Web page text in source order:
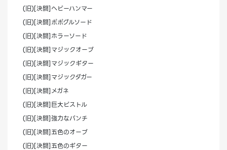
(旧)[決闘]ヘビーハンマー
(旧)[決闘]ポポグルソード
(旧)[決闘]ホラーソード
(旧)[決闘]マジックオーブ
(旧)[決闘]マジックギター
(旧)[決闘]マジックダガー
(旧)[決闘]メガネ
(旧)[決闘]巨大ピストル
(旧)[決闘]強力なパンチ
(旧)[決闘]五色のオーブ
(旧)[決闘]五色のギター